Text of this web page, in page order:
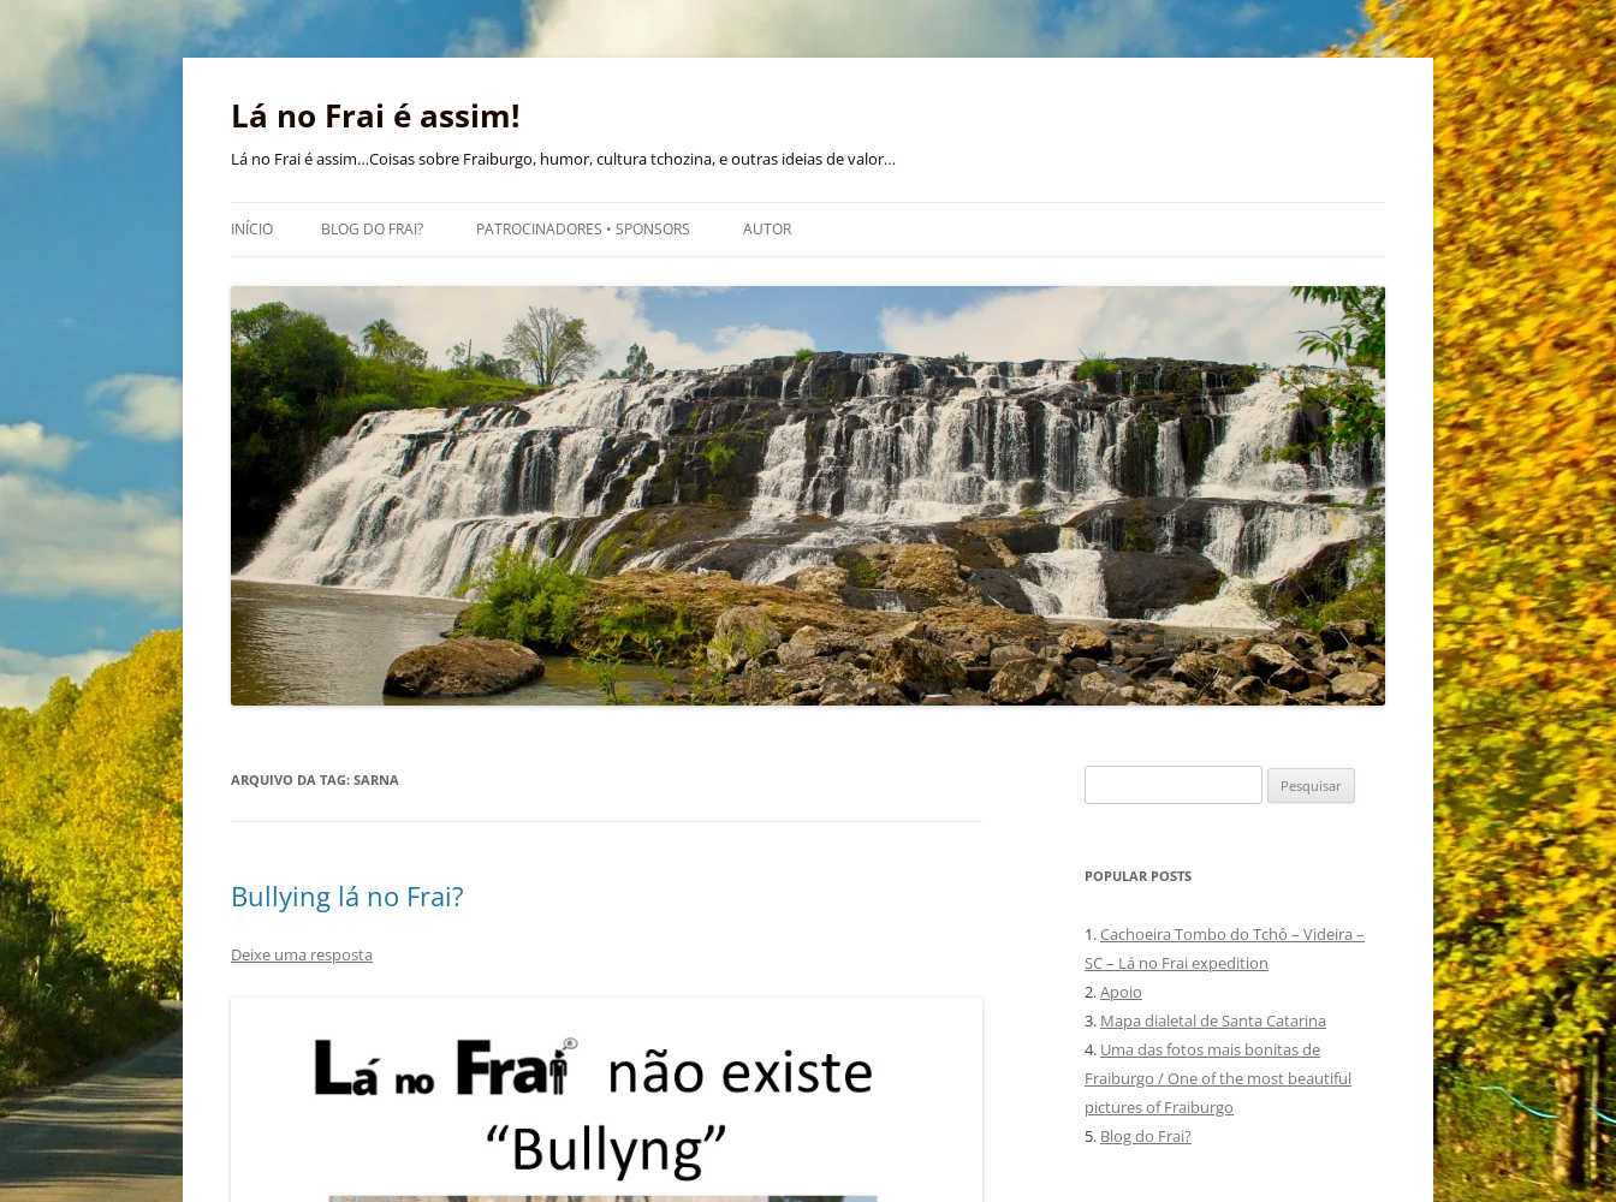
Pular
conteúdo
Lá no Frai é assim!
Lá no Frai é assim…Coisas sobre Fraiburgo, humor, cultura tchozina, e outras ideias de valor…
INÍCIO BLOG DO FRAI? PATROCINADORES • SPONSORS AUTOR
ARQUIVO DA TAG: SARNA
Bullying lá no Frai?
Deixe uma resposta
por:
POPULAR POSTS
1.Cachoeira Tombo do Tchô – Videira –
SC – Lá no Frai expedition
2.Apoio
3. Mapa dialetal de Santa Catarina
4. Uma das fotos mais bonitas de
Fraiburgo / One of the most beautiful
pictures of Fraiburgo
5. Blog do Frai?